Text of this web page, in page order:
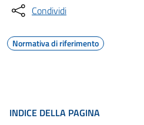
Condividi
Normativa di riferimento
INDICE DELLA PAGINA